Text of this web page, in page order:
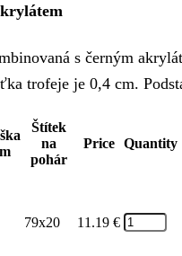
s černým
trofeje je 0,4 cm.
Štítek
na
pohár
Price Quantity
79x20 11.19 €